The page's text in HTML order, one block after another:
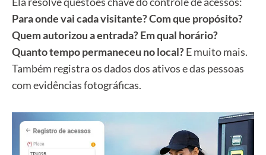
Para onde vai cada visitante? Com que propósito?
Quem autorizou a entrada? Em qual horário?
Quanto tempo permaneceu no local?E muito mais.
Também registra os dados dos ativos e das pessoas
com evidências fotográficas.